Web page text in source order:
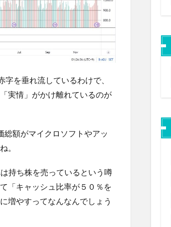
を垂れ流しているわけで、
実情」がかけ離れているのが
額がマイクロソフトやアッ
。
持ち株を売っているという噂
「キャッシュ比率が５０％を
増やすってなんなんでしょう